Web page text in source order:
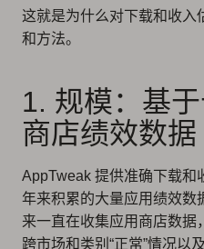
这就是为什么对下载和收入
和方法。
1. 规模：基
商店绩效数据
AppTweak 提供准确下载和
年来积累的大量应用绩效数
来一直在收集应用商店数据
跨市场和类别“正常”情况以